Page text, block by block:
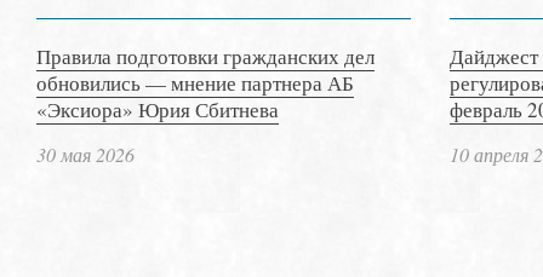
Правила подготовки гражданских дел
обновились — мнение партнера АБ
«Эксиора» Юрия Сбитнева
30 мая 2026
Дайджест
февраль
10 апреля